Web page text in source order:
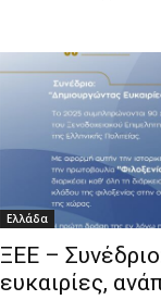
Ελλάδα
ΞΕΕ –
ευκαιρίες,